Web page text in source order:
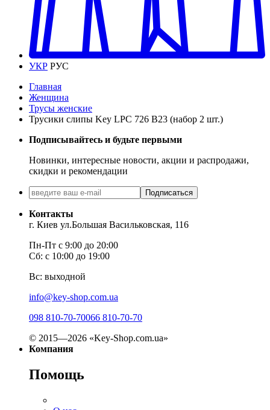
УКР РУС
Главная
Женщина
Трусы женские
Трусики слипы Key LPC 726 B23 (набор 2 шт.)
Подписывайтесь и будьте первыми
Новинки, интересные новости, акции и распродажи,
скидки и рекомендации
Подписаться
Контакты
г. Киев ул.Большая Васильковская, 116
Пн-Пт с 9:00 до 20:00
Сб: с 10:00 до 19:00
Вс: выходной
info@key-shop.com.ua
098 810-70-70066 810-70-70
© 2015—2026 «Key-Shop.com.ua»
Компания
Помощь